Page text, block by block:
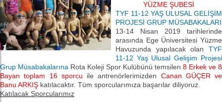
YÜZME ŞUBESİ
TYF 11-12 YAŞ ULUSAL GELİŞİM
PROJESİ GRUP MÜSABAKALARI
13-14 Nisan 2019 tarihlerinde
arasında Ege Üniversitesi Yüzme
Havuzunda yapılacak olan TYF
11-12 Yaş Ulusal Gelişim Projesi
Grup Müsabakalarına Rota Koleji Spor Kulübünü temsilen 8 Erkek ve 8
Bayan toplam 16 sporcu ile antrenörlerimizden Canan GÜÇER ve
Banu ARKIŞ katılacaktır. Tüm sporcularımıza başarılar diliyoruz.
Katılacak Sporcularımız